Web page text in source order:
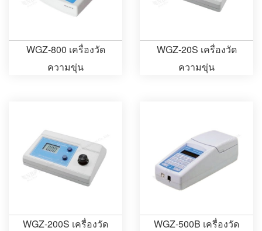
WGZ-800 เครื่องวัด
ความขุ่น
WGZ-20S เครื่องวัด
ความขุ่น
WGZ-200S เครื่องวัด
WGZ-500B เครื่องวัด